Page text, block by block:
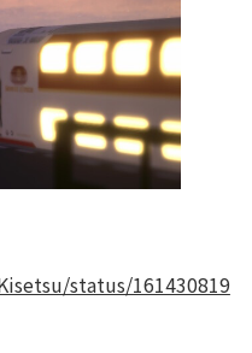
status/161430819